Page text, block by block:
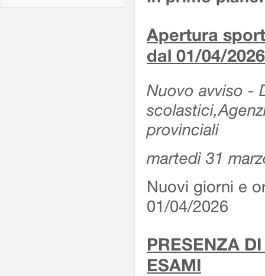
Apertura
dal 01/04/2026
Nuovo avviso -
provinciali
martedì 31
Nuovi giorni e
01/04/2026
PRESENZA
ESAMI